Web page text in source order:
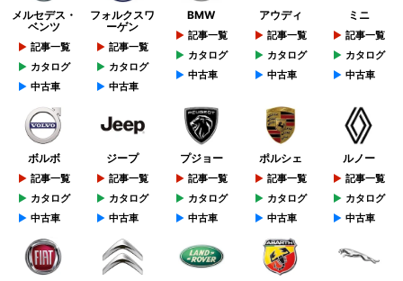
メルセデス・
ベンツ
記事一覧
カタログ
中古車
フォルクスワ
ーゲン
記事一覧
カタログ
中古車
BMW
記事一覧
カタログ
中古車
アウディ
記事一覧
カタログ
中古車
ミニ
記事一覧
カタログ
中古車
ボルボ
記事一覧
カタログ
中古車
ジープ
記事一覧
カタログ
中古車
プジョー
記事一覧
カタログ
中古車
ポルシェ
記事一覧
カタログ
中古車
ルノー
記事一覧
カタログ
中古車